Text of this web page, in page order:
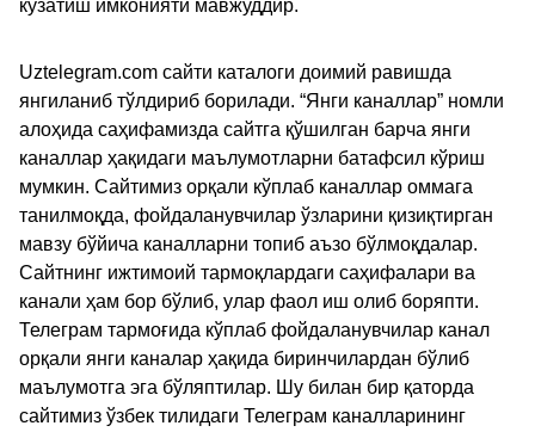
кузатиш имконияти мавжуддир.
Uztelegram.com сайти каталоги доимий равишда
янгиланиб тўлдириб борилади. “Янги каналлар” номли
алоҳида саҳифамизда сайтга қўшилган барча янги
каналлар ҳақидаги маълумотларни батафсил кўриш
мумкин. Сайтимиз орқали кўплаб каналлар оммага
танилмоқда, фойдаланувчилар ўзларини қизиқтирган
мавзу бўйича каналларни топиб аъзо бўлмоқдалар.
Сайтнинг ижтимоий тармоқлардаги саҳифалари ва
канали ҳам бор бўлиб, улар фаол иш олиб боряпти.
Телеграм тармоғида кўплаб фойдаланувчилар канал
орқали янги каналар ҳақида биринчилардан бўлиб
маълумотга эга бўляптилар. Шу билан бир қаторда
сайтимиз ўзбек тилидаги Телеграм каналларининг